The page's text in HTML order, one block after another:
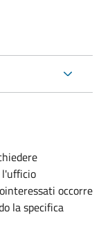
l'ufficio
occorre
la specifica